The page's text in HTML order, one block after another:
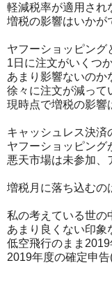
軽減税率が適用され
増税の影響はいかが
ヤフーショッピング
1日に注文がいくつ
あまり影響ないのか
徐々に注文が減って
現時点で増税の影響
キャッシュレス決済
ヤフーショッピング
悪天市場は未参加、
増税月に落ち込むの
私の考えている世の
あまり良くない印象
低空飛行のまま2019
2019年度の確定申告